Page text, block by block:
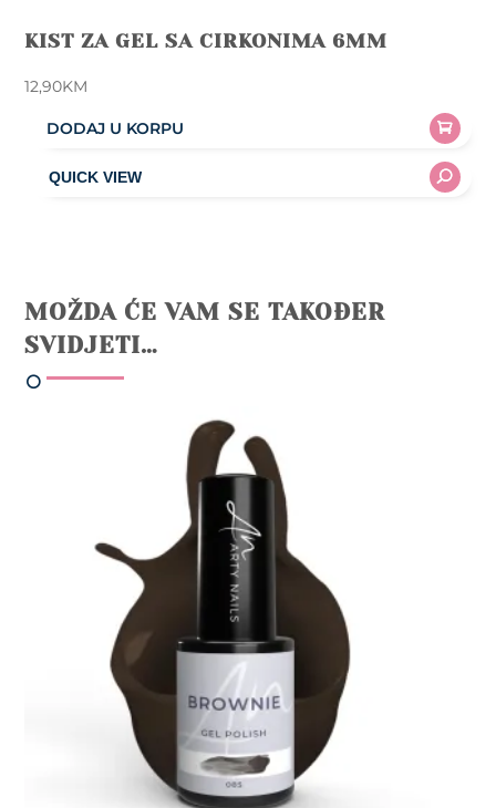
KIST ZA GEL SA CIRKONIMA 6MM
12,90KM
DODAJ U KORPU
MOŽDA ĆE VAM SE TAKOĐER
SVIDJETI…